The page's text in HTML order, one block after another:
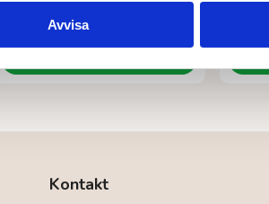
Avvisa
65,00kr
alternativenKontakt